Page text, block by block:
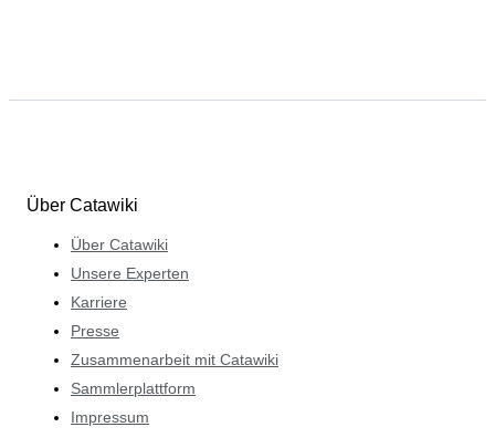
Über Catawiki
Über Catawiki
Unsere Experten
Karriere
Presse
Zusammenarbeit mit Catawiki
Sammlerplattform
Impressum